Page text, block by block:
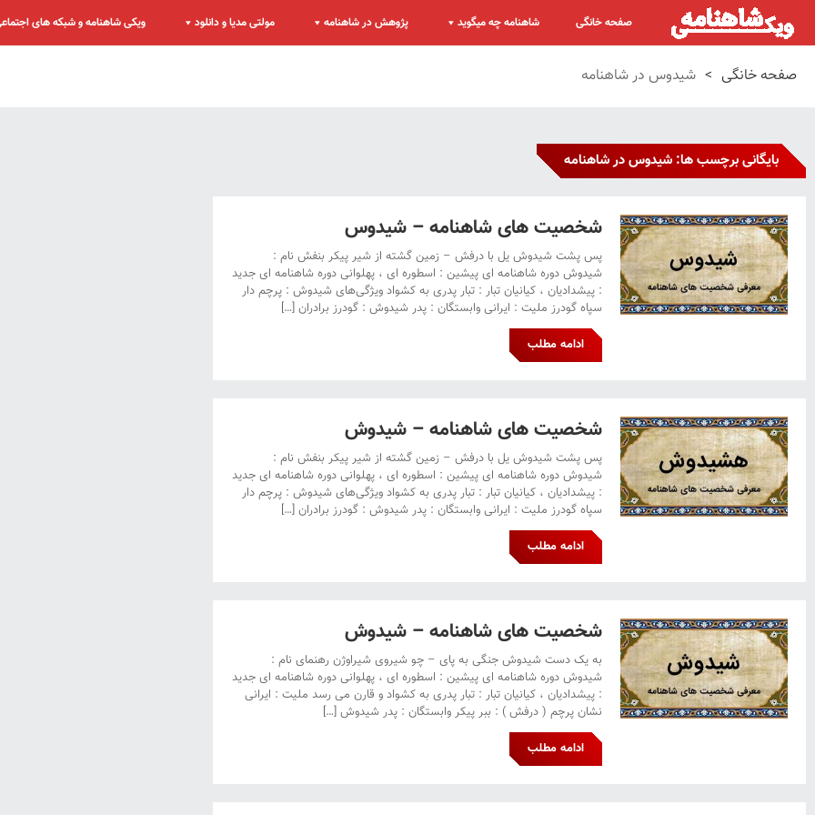
صفحه خانگی شاهنامه چه میگوید پژوهش در شاهنامه مولتی مدیا و دانلود ویکی شاهنامه و شبکه های
صفحه خانگی > شیدوس در شاهنامه
بایگانی برچسب ها: شیدوس در شاهنامه
شخصیت های شاهنامه – شیدوس
پس پشت شیدوش یل با درفش – زمین گشته از شیر پیکر بنفش نام :
شیدوش دوره شاهنامه ای پیشین : اسطوره ای ، پهلوانی دوره شاهنامه ای جدید
: پیشدادیان ، کیانیان تبار : تبار پدری به کشواد ویژگی‌های شیدوش : پرچم دار
سپاه گودرز ملیت : ایرانی وابستگان : پدر شیدوش : گودرز برادران […]
ادامه مطلب
شخصیت های شاهنامه – شیدوش
پس پشت شیدوش یل با درفش – زمین گشته از شیر پیکر بنفش نام :
شیدوش دوره شاهنامه ای پیشین : اسطوره ای ، پهلوانی دوره شاهنامه ای جدید
: پیشدادیان ، کیانیان تبار : تبار پدری به کشواد ویژگی‌های شیدوش : پرچم دار
سپاه گودرز ملیت : ایرانی وابستگان : پدر شیدوش : گودرز برادران […]
ادامه مطلب
شخصیت های شاهنامه – شیدوش
به یک دست شیدوش جنگی به پای – چو شیروی شیراوژن رهنمای نام :
شیدوش دوره شاهنامه ای پیشین : اسطوره ای ، پهلوانی دوره شاهنامه ای جدید
: پیشدادیان ، کیانیان تبار : تبار پدری به کشواد و قارن می رسد ملیت : ایرانی
نشان پرچم ( درفش ) : ببر پیکر وابستگان : پدر شیدوش […]
ادامه مطلب